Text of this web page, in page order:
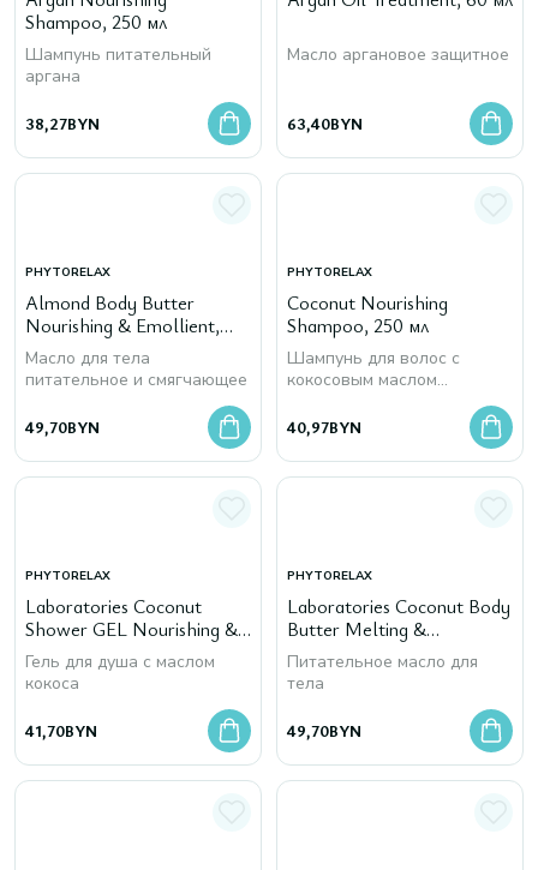
Shampoo, 250 мл
Шампунь питательный
аргана
38,27BYN
Масло аргановое защитное
63,40BYN
PHYTORELAX
Almond Body Butter
Nourishing & Emollient,
250 мл
Масло для тела
питательное и смягчающее
49,70BYN
PHYTORELAX
Coconut Nourishing
Shampoo, 250 мл
Шампунь для волос с
кокосовым маслом
40,97BYN
PHYTORELAX
Laboratories Coconut
Shower GEL Nourishing &
Velvety, 500 мл
Гель для душа с маслом
кокоса
41,70BYN
PHYTORELAX
Laboratories Coconut Body
Butter Melting &
Nourishing, 250 мл
Питательное масло для
тела
49,70BYN